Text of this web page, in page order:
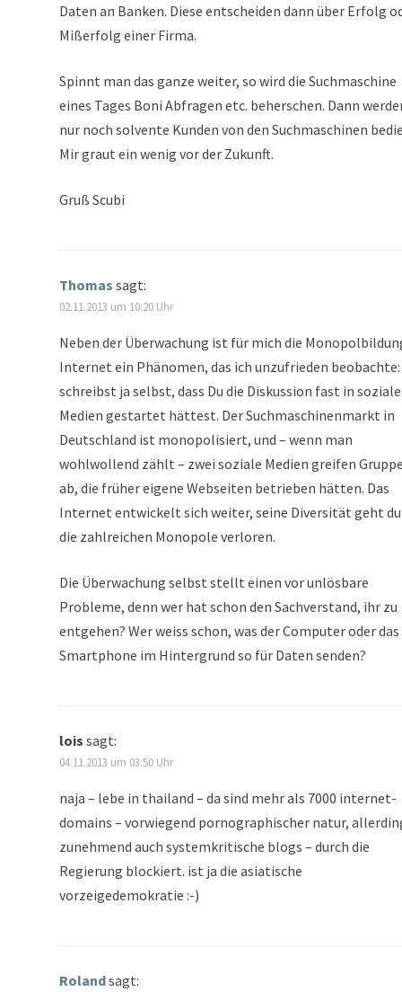
Daten an Banken. Diese entscheiden dann über Erfolg
Mißerfolg einer Firma.
Spinnt man das ganze weiter, so wird die Suchmaschine
eines Tages Boni Abfragen etc. beherschen. Dann
nur noch solvente Kunden von den Suchmaschinen
Mir graut ein wenig vor der Zukunft.
Gruß Scubi
Thomas sagt:
02.11.2013 um 10:20 Uhr
Neben der Überwachung ist für mich die
Internet ein Phänomen, das ich unzufrieden beobachte:
schreibst ja selbst, dass Du die Diskussion fast in
Medien gestartet hättest. Der Suchmaschinenmarkt in
Deutschland ist monopolisiert, und – wenn man
wohlwollend zählt – zwei soziale Medien greifen
ab, die früher eigene Webseiten betrieben hätten. Das
Internet entwickelt sich weiter, seine Diversität geht
die zahlreichen Monopole verloren.
Die Überwachung selbst stellt einen vor unlösbare
Probleme, denn wer hat schon den Sachverstand, ihr zu
entgehen? Wer weiss schon, was der Computer oder das
Smartphone im Hintergrund so für Daten senden?
lois sagt:
04.11.2013 um 03:50 Uhr
naja – lebe in thailand – da sind mehr als 7000 internet-
domains – vorwiegend pornographischer natur,
zunehmend auch systemkritische blogs – durch die
Regierung blockiert. ist ja die asiatische
vorzeigedemokratie :-)
Rolandsagt: